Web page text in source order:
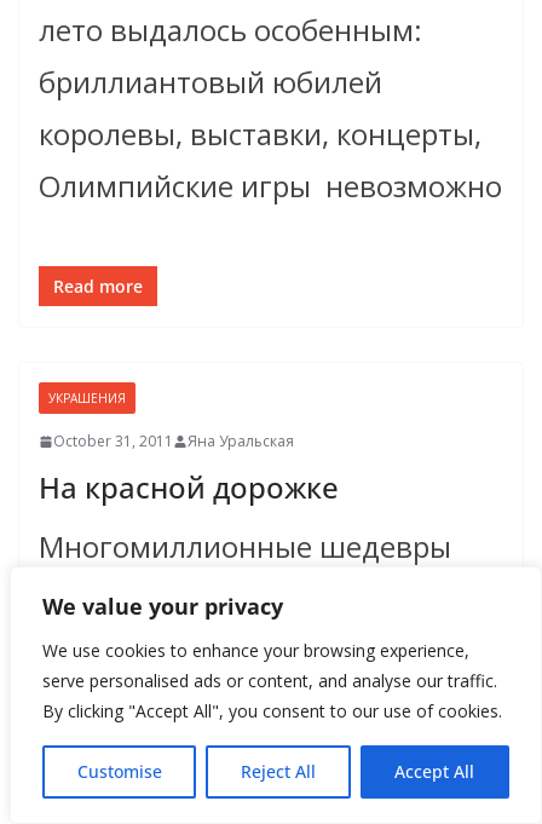
We value your privacy
We use cookies to enhance your browsing experience,
serve personalised ads or content, and analyse our traffic.
By clicking "Accept All", you consent to our use of cookies.
Customise Reject All Accept All
лето выдалось особенным:
бриллиантовый юбилей
королевы, выставки, концерты,
Олимпийские игры ­ невозможно
Read more
УКРАШЕНИЯ
October 31, 2011 Яна Уральская
На красной дорожке
Многомиллионные шедевры
ювелирного искусства вновь в
большой цене. За ними
выстраиваются в очередь
звезды Голливуда, их на
частных самолетах привозят